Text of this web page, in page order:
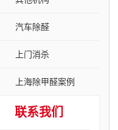
汽车除醛
上门消杀
上海除甲醛案例
联系我们